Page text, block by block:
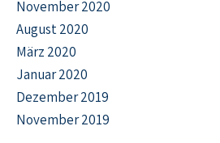
November 2020
August 2020
März 2020
Januar 2020
Dezember 2019
November 2019